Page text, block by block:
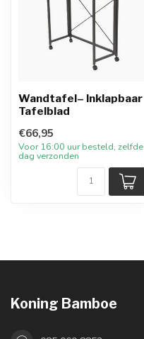
Wandtafel– Inklapbaar
Tafelblad
€66,95
Voor 16:00 uur besteld, zelfde
dag verzonden
Koning Bamboe